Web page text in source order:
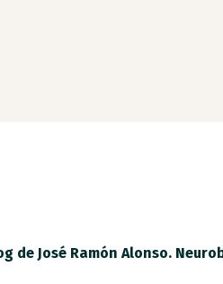
de José Ramón Alonso.